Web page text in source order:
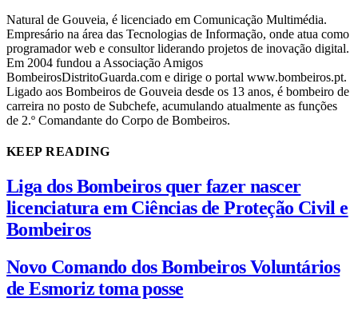
Natural de Gouveia, é licenciado em Comunicação Multimédia.
Empresário na área das Tecnologias de Informação, onde atua como
programador web e consultor liderando projetos de inovação digital.
Em 2004 fundou a Associação Amigos
BombeirosDistritoGuarda.com e dirige o portal www.bombeiros.pt.
Ligado aos Bombeiros de Gouveia desde os 13 anos, é bombeiro de
carreira no posto de Subchefe, acumulando atualmente as funções
de 2.º Comandante do Corpo de Bombeiros.
KEEP READING
Liga dos Bombeiros quer fazer nascer
licenciatura em Ciências de Proteção Civil e
Bombeiros
Novo Comando dos Bombeiros Voluntários
de Esmoriz toma posse